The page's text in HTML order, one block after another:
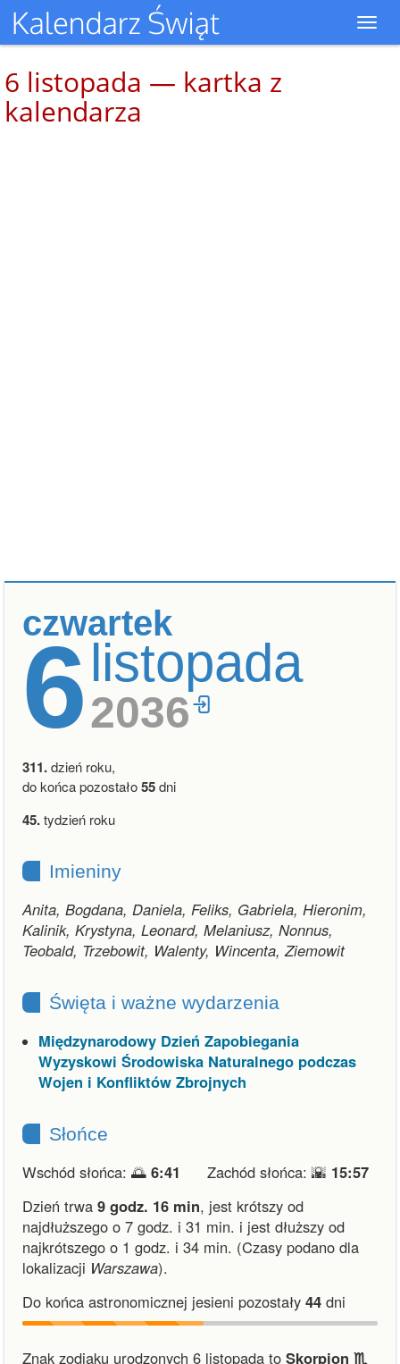
6 listopada — kartka z
kalendarza
czwartek
6listopada
2036
311.dzień roku,
do końca pozostało55dni
45.tydzień roku
Imieniny
Anita, Bogdana, Daniela, Feliks, Gabriela, Hieronim,
Kalinik, Krystyna, Leonard, Melaniusz, Nonnus,
Teobald, Trzebowit, Walenty, Wincenta, Ziemowit
Święta i ważne wydarzenia
Międzynarodowy Dzień Zapobiegania
Wyzyskowi Środowiska Naturalnego podczas
Wojen i Konfliktów Zbrojnych
Słońce
Wschód słońca: 🌅 6:41 Zachód słońca: 🌇 15:57
Dzień trwa 9 godz. 16 min, jest krótszy od
najdłuższego o 7 godz. i 31 min. i jest dłuższy od
najkrótszego o 1 godz. i 34 min. (Czasy podano dla
lokalizacji Warszawa).
Do końca astronomicznej jesieni pozostały 44 dni
Znak zodiaku urodzonych 6 listopada to Skorpion ♏︎